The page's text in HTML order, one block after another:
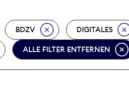
BDZV DIGITALES
ALLE FILTER ENTFERNEN